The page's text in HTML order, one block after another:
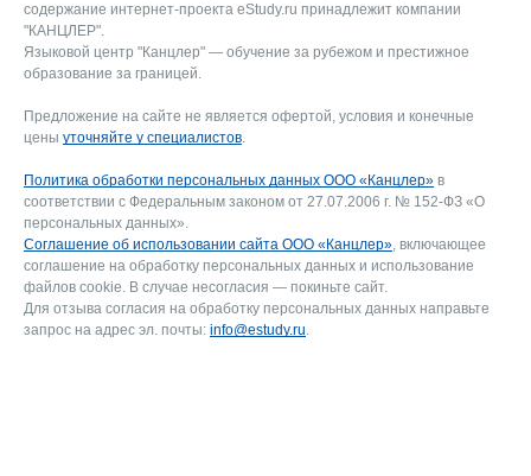
содержание интернет-проекта eStudy.ru принадлежит компании
"КАНЦЛЕР".
Языковой центр "Канцлер" — обучение за рубежом и престижное
образование за границей.
Предложение на сайте не является офертой, условия и конечные
цены уточняйте у специалистов.
Политика обработки персональных данных ООО «Канцлер» в
соответствии с Федеральным законом от 27.07.2006 г. № 152-ФЗ «О
персональных данных».
Соглашение об использовании сайта ООО «Канцлер», включающее
соглашение на обработку персональных данных и использование
файлов cookie. В случае несогласия — покиньте сайт.
Для отзыва согласия на обработку персональных данных направьте
запрос на адрес эл. почты: info@estudy.ru.